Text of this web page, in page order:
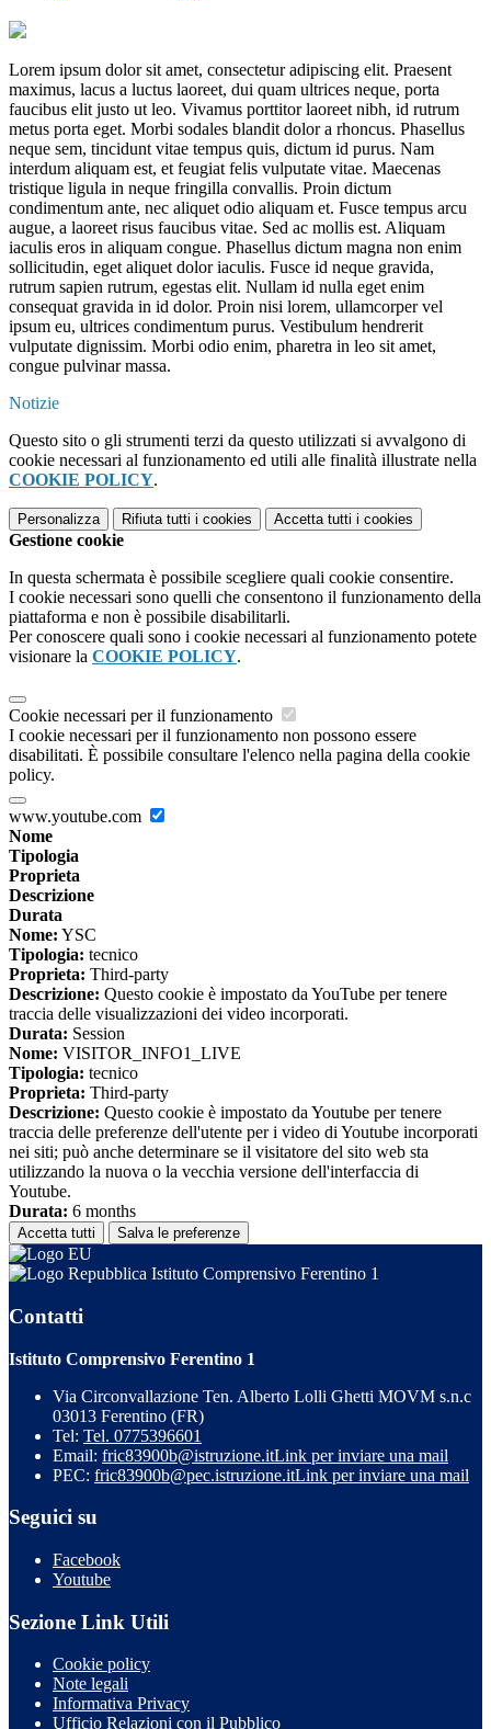
Lorem ipsum dolor sit amet, consectetur adipiscing elit. Praesent
maximus, lacus a luctus laoreet, dui quam ultrices neque, porta
faucibus elit justo ut leo. Vivamus porttitor laoreet nibh, id rutrum
metus porta eget. Morbi sodales blandit dolor a rhoncus. Phasellus
neque sem, tincidunt vitae tempus quis, dictum id purus. Nam
interdum aliquam est, et feugiat felis vulputate vitae. Maecenas
tristique ligula in neque fringilla convallis. Proin dictum
condimentum ante, nec aliquet odio aliquam et. Fusce tempus arcu
augue, a laoreet risus faucibus vitae. Sed ac mollis est. Aliquam
iaculis eros in aliquam congue. Phasellus dictum magna non enim
sollicitudin, eget aliquet dolor iaculis. Fusce id neque gravida,
rutrum sapien rutrum, egestas elit. Nullam id nulla eget enim
consequat gravida in id dolor. Proin nisi lorem, ullamcorper vel
ipsum eu, ultrices condimentum purus. Vestibulum hendrerit
vulputate dignissim. Morbi odio enim, pharetra in leo sit amet,
congue pulvinar massa.
Notizie
Questo sito o gli strumenti terzi da questo utilizzati si avvalgono di
cookie necessari al funzionamento ed utili alle finalità illustrate nella
COOKIE POLICY.
Personalizza Rifiuta tutti i cookies Accetta tutti i cookies
Gestione cookie
In questa schermata è possibile scegliere quali cookie consentire.
I cookie necessari sono quelli che consentono il funzionamento della
piattaforma e non è possibile disabilitarli.
Per conoscere quali sono i cookie necessari al funzionamento potete
visionare la COOKIE POLICY.
Cookie necessari per il funzionamento
I cookie necessari per il funzionamento non possono essere
disabilitati. È possibile consultare l'elenco nella pagina della cookie
policy.
www.youtube.com
Nome
Tipologia
Proprieta
Descrizione
Durata
Nome: YSC
Tipologia: tecnico
Proprieta: Third-party
Descrizione: Questo cookie è impostato da YouTube per tenere
traccia delle visualizzazioni dei video incorporati.
Durata: Session
Nome: VISITOR_INFO1_LIVE
Tipologia: tecnico
Proprieta: Third-party
Descrizione: Questo cookie è impostato da Youtube per tenere
traccia delle preferenze dell'utente per i video di Youtube incorporati
nei siti; può anche determinare se il visitatore del sito web sta
utilizzando la nuova o la vecchia versione dell'interfaccia di
Youtube.
Durata: 6 months
Accetta tutti Salva le preferenze
Istituto Comprensivo Ferentino 1
Contatti
Istituto Comprensivo Ferentino 1
Via Circonvallazione Ten. Alberto Lolli Ghetti MOVM s.n.c
03013 Ferentino (FR)
Tel: Tel. 0775396601
Email: fric83900b@istruzione.itLink per inviare una mail
PEC: fric83900b@pec.istruzione.itLink per inviare una mail
Seguici su
Facebook
Youtube
Sezione Link Utili
Cookie policy
Note legali
Informativa Privacy
Ufficio Relazioni con il Pubblico